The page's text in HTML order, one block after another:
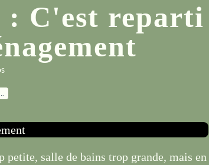
: C'est reparti
salle de bains trop grande, mais en